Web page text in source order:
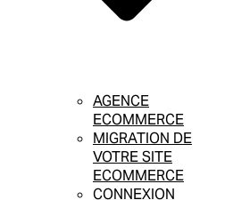
AGENCE
ECOMMERCE
MIGRATION DE
VOTRE SITE
ECOMMERCE
CONNEXION